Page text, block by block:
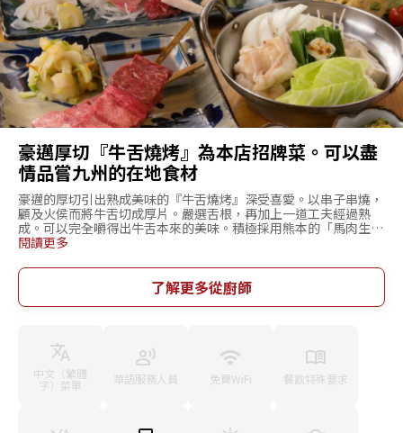
豪邁厚切『牛舌燒烤』為本店招牌菜。可以盡
情品嘗九州的在地食材
豪邁的厚切引出熟成美味的『牛舌燒烤』深受喜愛。以串子串燒，
顧及火侯而將牛舌切成厚片。嚴選舌根，再加上一道工夫經過熟
成。可以完全嚼得出牛舌本來的美味。積極採用熊本的「馬肉生魚
片」及九州產的「牛舌」等當地食材。九州是出產多種食材的地
要的是讓顧客對用餐或酒類以及環境感到滿意。經常和外場服務人
員攜手合作，提出營造舒適空間的提案。以少人數為主的1F與宴席
或最適合團體顧客使用的2F等，本店設有可對應各種場合的樓層。
閱讀更多
了解更多從廚師
中文（繁體
字）菜單 華語服務人員 免費WiFi 餐飲特殊要求